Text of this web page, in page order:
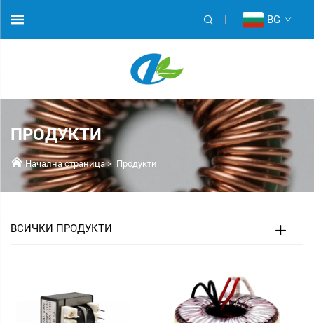
BG
ПРОДУКТИ
Начална страница> Продукти
ВСИЧКИ ПРОДУКТИ